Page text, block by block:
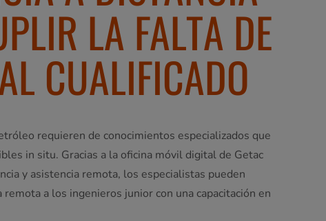
LA FALTA DE
CUALIFICADO
requieren de conocimientos especializados que
in situ. Gracias a la oficina móvil digital de Getac
y asistencia remota, los especialistas pueden
a los ingenieros junior con una capacitación en